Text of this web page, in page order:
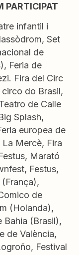
PARTICIPAT
infantil i
Set
de
Feria de
Fira del Circ
do Brasil,
de Calle
Splash,
europea de
Mercè, Fira
Marató
Festus,
de
(Holanda),
Bahia (Brasil),
de València,
Festival